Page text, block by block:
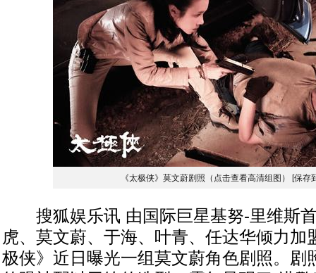
《太极侠》莫文蔚剧照（点击查看高清组图） [保存
搜狐娱乐讯 由国际巨星基努-里维斯首
虎、莫文蔚、于海、叶青、任达华倾力加
极侠》近日曝光一组莫文蔚角色剧照。剧